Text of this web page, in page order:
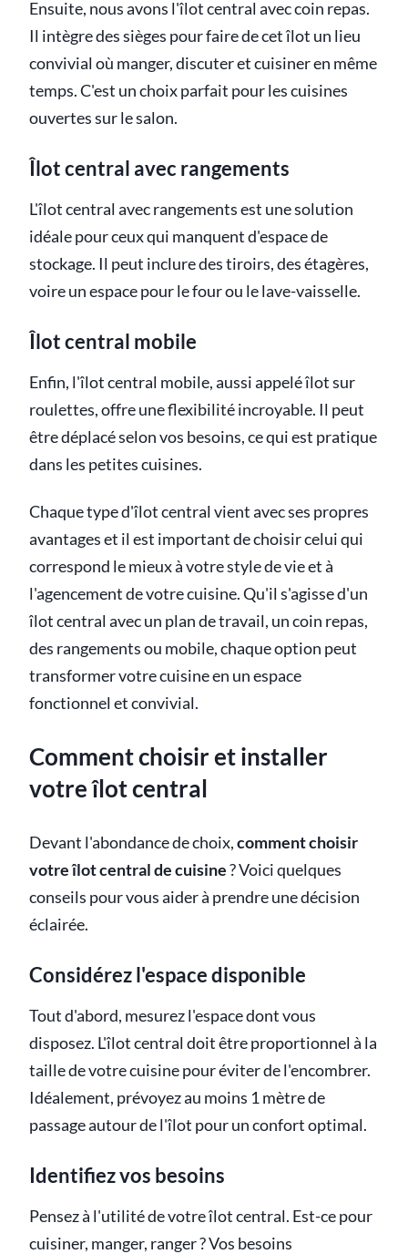
Ensuite, nous avons l'îlot central avec coin repas.
Il intègre des sièges pour faire de cet îlot un lieu
convivial où manger, discuter et cuisiner en même
temps. C'est un choix parfait pour les cuisines
ouvertes sur le salon.
Îlot central avec rangements
L'îlot central avec rangements est une solution
idéale pour ceux qui manquent d'espace de
stockage. Il peut inclure des tiroirs, des étagères,
voire un espace pour le four ou le lave-vaisselle.
Îlot central mobile
Enfin, l'îlot central mobile, aussi appelé îlot sur
roulettes, offre une flexibilité incroyable. Il peut
être déplacé selon vos besoins, ce qui est pratique
dans les petites cuisines.
Chaque type d'îlot central vient avec ses propres
avantages et il est important de choisir celui qui
correspond le mieux à votre style de vie et à
l'agencement de votre cuisine. Qu'il s'agisse d'un
îlot central avec un plan de travail, un coin repas,
des rangements ou mobile, chaque option peut
transformer votre cuisine en un espace
fonctionnel et convivial.
Comment choisir et installer
votre îlot central
Devant l'abondance de choix,comment choisir
votre îlot central de cuisine? Voici quelques
conseils pour vous aider à prendre une décision
éclairée.
Considérez l'espace disponible
Tout d'abord, mesurez l'espace dont vous
disposez. L'îlot central doit être proportionnel à la
taille de votre cuisine pour éviter de l'encombrer.
Idéalement, prévoyez au moins 1 mètre de
passage autour de l'îlot pour un confort optimal.
Identifiez vos besoins
Pensez à l'utilité de votre îlot central. Est-ce pour
cuisiner, manger, ranger ? Vos besoins